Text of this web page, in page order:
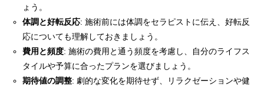
ょう。
体調と好転反応: 施術前には体調をセラピストに伝え、好転反
応についても理解しておきましょう。
費用と頻度: 施術の費用と通う頻度を考慮し、自分のライフス
タイルや予算に合ったプランを選びましょう。
期待値の調整: 劇的な変化を期待せず、リラクゼーションや健